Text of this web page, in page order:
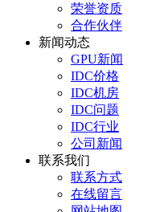
荣誉资质
合作伙伴
新闻动态
GPU新闻
IDC价格
IDC机房
IDC问题
IDC行业
公司新闻
联系我们
联系方式
在线留言